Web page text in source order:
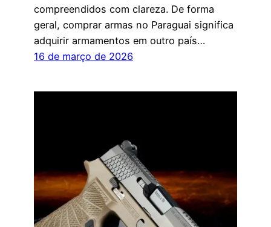
compreendidos com clareza. De forma
geral, comprar armas no Paraguai significa
adquirir armamentos em outro país…
16 de março de 2026